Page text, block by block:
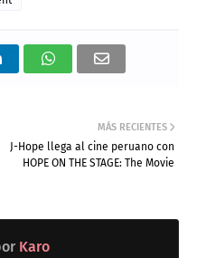
MÁS RECIENTES
J-Hope llega al cine peruano con
HOPE ON THE STAGE: The Movie
Karo